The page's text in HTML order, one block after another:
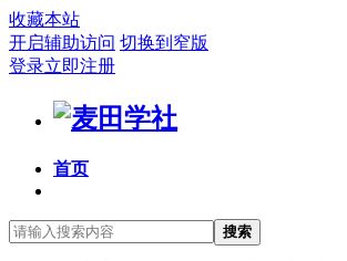
收藏本站
开启辅助访问 切换到窄版
登录立即注册
首页
搜索